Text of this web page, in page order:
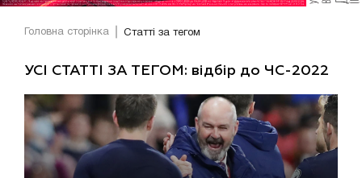
Головна сторінка Статті за тегом
УСІ СТАТТІ ЗА ТЕГОМ: відбір до ЧС-2022